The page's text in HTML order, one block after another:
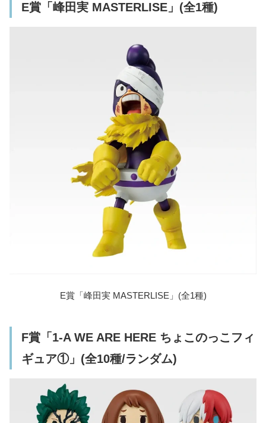
E賞「峰田実 MASTERLISE」(全1種)
E賞「峰田実 MASTERLISE」(全1種)
F賞「1-A WE ARE HERE ちょこのっこフィ
ギュア①」(全10種/ランダム)